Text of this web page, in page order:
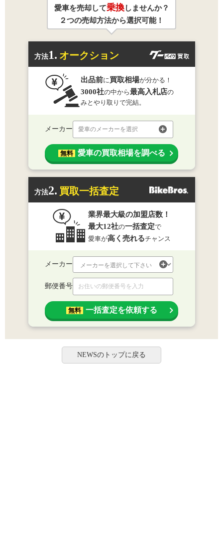
愛車を売却して乗換しませんか？
２つの売却方法から選択可能！
方法1. オークション
出品前に 買取相場が分かる！
3000社の中から最高入札店の
みとやり取りで完結。
メーカー 愛車のメーカーを選択
無料 愛車の買取相場を調べる
方法2. 買取一括査定
業界最大級の加盟店数！
最大12社の一括査定で
愛車が高く売れるチャンス
メーカー
郵便番号
無料 一括査定を依頼する
NEWSのトップに戻る